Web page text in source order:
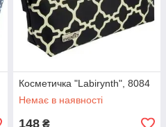
Косметичка "Labirynth", 8084
Немає в наявності
148 ₴